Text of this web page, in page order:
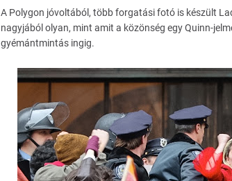
A Polygon jóvoltából, több forgatási fotó is készült
nagyjából olyan, mint amit a közönség egy Quinn-
gyémántmintás ingig.